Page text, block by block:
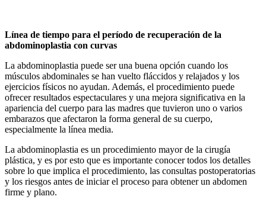
Línea de tiempo para el período de recuperación de la
abdominoplastia con curvas
La abdominoplastia puede ser una buena opción cuando los
músculos abdominales se han vuelto fláccidos y relajados y los
ejercicios físicos no ayudan. Además, el procedimiento puede
ofrecer resultados espectaculares y una mejora significativa en la
apariencia del cuerpo para las madres que tuvieron uno o varios
embarazos que afectaron la forma general de su cuerpo,
especialmente la línea media.
La abdominoplastia es un procedimiento mayor de la cirugía
plástica, y es por esto que es importante conocer todos los detalles
sobre lo que implica el procedimiento, las consultas postoperatorias
y los riesgos antes de iniciar el proceso para obtener un abdomen
firme y plano.